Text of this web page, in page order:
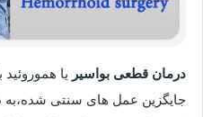
درمان قطعی بواسیر یا هموروئید
جایگزین عمل های سنتی شده،به